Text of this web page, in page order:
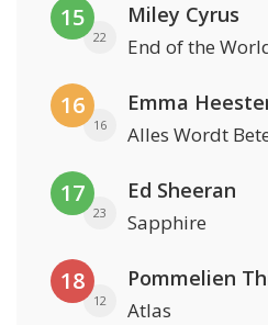
15
22
Miley Cyrus
End of the
16
16
Emma
Alles Wordt
17
23
Ed Sheeran
Sapphire
18
12
Pommelien
Atlas